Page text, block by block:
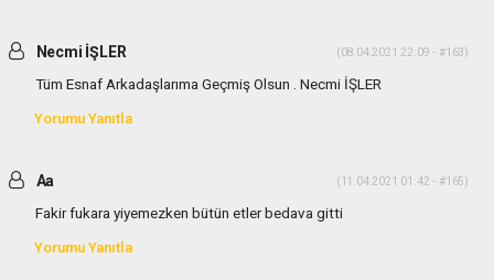
Necmi İŞLER (08.04.2021 22:09 - #163)
Tüm Esnaf Arkadaşlarıma Geçmiş Olsun . Necmi İŞLER
Yorumu Yanıtla
Aa (11.04.2021 01:42 - #165)
Fakir fukara yiyemezken bütün etler bedava gitti
Yorumu Yanıtla